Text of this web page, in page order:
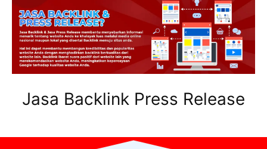
Jasa Backlink Press Release